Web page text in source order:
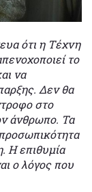
ότι η Τέχνη
το
να
Δεν θα
στο
άνθρωπο. Τα
Η επιθυμία
ο λόγος που